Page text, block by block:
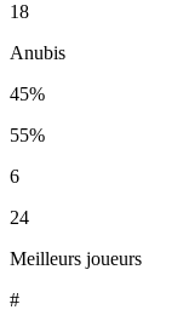
18
Anubis
45%
55%
6
24
Meilleurs joueurs
#